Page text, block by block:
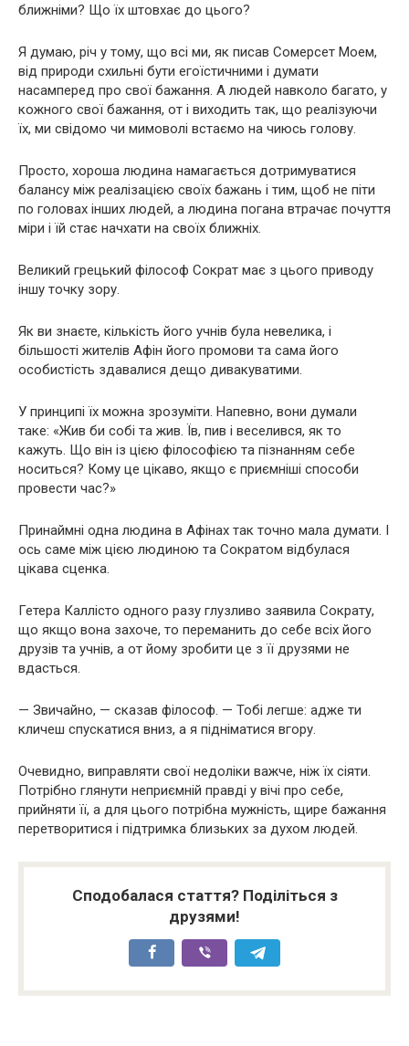
ближніми? Що їх штовхає до цього?
Я думаю, річ у тому, що всі ми, як писав Сомерсет Моем,
від природи схильні бути егоїстичними і думати
насамперед про свої бажання. А людей навколо багато, у
кожного свої бажання, от і виходить так, що реалізуючи
їх, ми свідомо чи мимоволі встаємо на чиюсь голову.
Просто, хороша людина намагається дотримуватися
балансу між реалізацією своїх бажань і тим, щоб не піти
по головах інших людей, а людина погана втрачає почуття
міри і їй стає начхати на своїх ближніх.
Великий грецький філософ Сократ має з цього приводу
іншу точку зору.
Як ви знаєте, кількість його учнів була невелика, і
більшості жителів Афін його промови та сама його
особистість здавалися дещо дивакуватими.
У принципі їх можна зрозуміти. Напевно, вони думали
таке: «Жив би собі та жив. Їв, пив і веселився, як то
кажуть. Що він із цією філософією та пізнанням себе
носиться? Кому це цікаво, якщо є приємніші способи
провести час?»
Принаймні одна людина в Афінах так точно мала думати. І
ось саме між цією людиною та Сократом відбулася
цікава сценка.
Гетера Каллісто одного разу глузливо заявила Сократу,
що якщо вона захоче, то переманить до себе всіх його
друзів та учнів, а от йому зробити це з її друзями не
вдасться.
— Звичайно, — сказав філософ. — Тобі легше: адже ти
кличеш спускатися вниз, а я підніматися вгору.
Очевидно, виправляти свої недоліки важче, ніж їх сіяти.
Потрібно глянути неприємній правді у вічі про себе,
прийняти її, а для цього потрібна мужність, щире бажання
перетворитися і підтримка близьких за духом людей.
Сподобалася стаття? Поділіться з
друзями!